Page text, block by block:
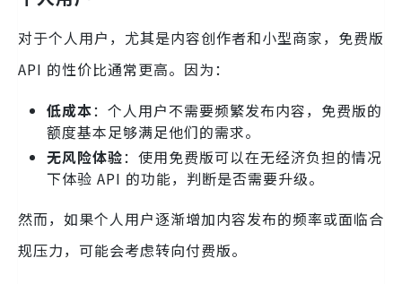
对于个人用户，尤其是内容创作者和小型商家，免费版
API 的性价比通常更高。因为：
低成本：个人用户不需要频繁发布内容，免费版的
额度基本足够满足他们的需求。
无风险体验：使用免费版可以在无经济负担的情况
下体验 API 的功能，判断是否需要升级。
然而，如果个人用户逐渐增加内容发布的频率或面临合
规压力，可能会考虑转向付费版。